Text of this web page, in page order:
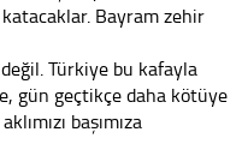
Bayram zehir
değil. Türkiye bu kafayla
gün geçtikçe daha kötüye
başımıza